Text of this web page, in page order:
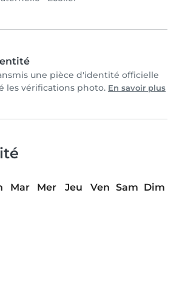
une pièce d'identité officielle
les vérifications photo. En savoir plus
Mar Mer Jeu Ven Sam Dim